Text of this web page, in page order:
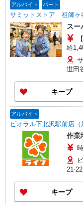
東京
駅[
アルバイト パート
サミットストア 祖師ヶ
スー
給1,405
※65
／時給
ト
時給
ニア
世田
キープ
アルバイト
ビオラル下北沢駅前店（
作業
21-
キープ